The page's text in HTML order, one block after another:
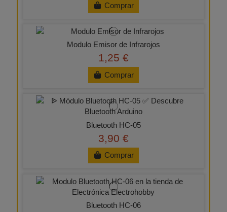
Comprar
Modulo Emisor de Infrarojos
1,25 €
Comprar
Bluetooth HC-05
3,90 €
Comprar
Bluetooth HC-06